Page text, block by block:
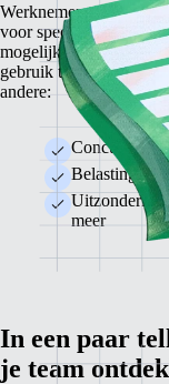
Werknemers die
voor speciale
mogelijkheden uit en
gebruik te kunnen
andere:
Belastingvrije
meer
In een paar
je team